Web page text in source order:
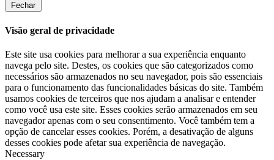
Fechar
Visão geral de privacidade
Este site usa cookies para melhorar a sua experiência enquanto
navega pelo site. Destes, os cookies que são categorizados como
necessários são armazenados no seu navegador, pois são essenciais
para o funcionamento das funcionalidades básicas do site. Também
usamos cookies de terceiros que nos ajudam a analisar e entender
como você usa este site. Esses cookies serão armazenados em seu
navegador apenas com o seu consentimento. Você também tem a
opção de cancelar esses cookies. Porém, a desativação de alguns
desses cookies pode afetar sua experiência de navegação.
Necessary